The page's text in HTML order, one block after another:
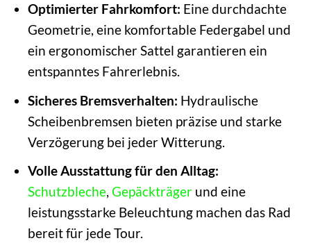
Optimierter Fahrkomfort: Eine durchdachte
Geometrie, eine komfortable Federgabel und
ein ergonomischer Sattel garantieren ein
entspanntes Fahrerlebnis.
Sicheres Bremsverhalten: Hydraulische
Scheibenbremsen bieten präzise und starke
Verzögerung bei jeder Witterung.
Volle Ausstattung für den Alltag:
Schutzbleche, Gepäckträgerund eine
leistungsstarke Beleuchtung machen das Rad
bereit für jede Tour.